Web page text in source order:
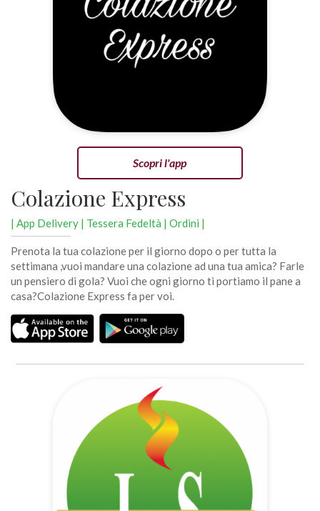
Scopri l'app
Colazione Express
| App Delivery | Tessera Fedeltà | Ordini |
Prenota la tua colazione per il giorno dopo o per tutta la
settimana ,vuoi mandare una colazione ad una tua amica? Farle
un pensiero di gola? Vuoi che ogni giorno ti portiamo il pane a
casa?Colazione Express fa per voi.